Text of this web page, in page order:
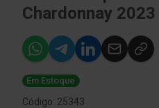
Chardonnay
Em Estoque
Código: 25343